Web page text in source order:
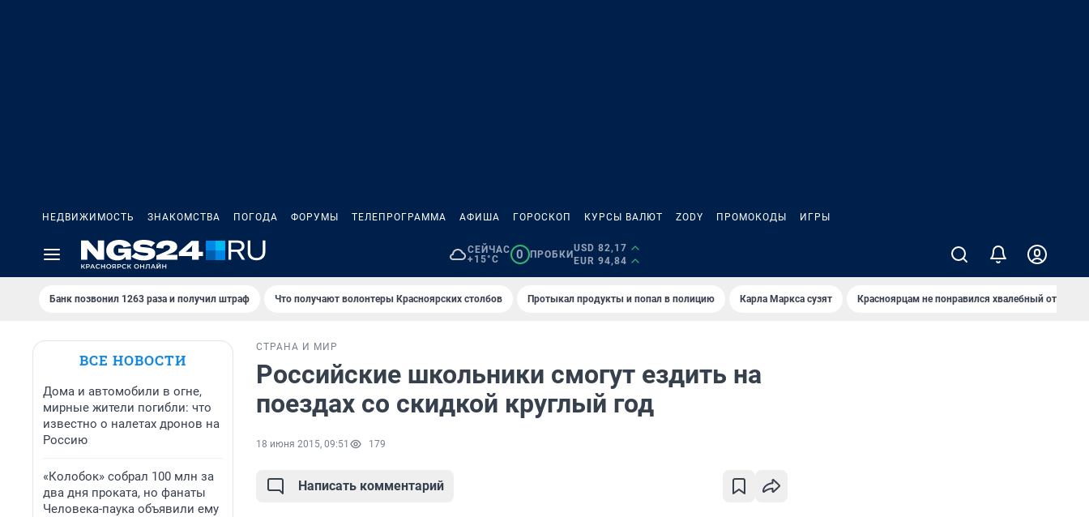
НЕДВИЖИМОСТЬ ЗНАКОМСТВА ПОГОДА ФОРУМЫ ТЕЛЕПРОГРАММА АФИША ГОРОСКОП КУРСЫ ВАЛЮТ ZODY ПРОМОКОДЫ ИГРЫ
СЕЙЧАС
+15°C
0 ПРОБКИ
USD 82,17
EUR 94,84
Банк позвонил 1263 раза и получил штраф Что получают волонтеры Красноярских столбов Протыкал продукты и попал в полицию Карла Маркса сузят Красноярцам не понравился хвалебный отзыв о
ВСЕ НОВОСТИ
Дома и автомобили в огне,
мирные жители погибли: что
известно о налетах дронов на
Россию
«Колобок» собрал 100 млн за
два дня проката, но фанаты
Человека-паука объявили ему
СТРАНА И МИР
Российские школьники смогут ездить на
поездах со скидкой круглый год
18 июня 2015, 09:51 179
Написать комментарий